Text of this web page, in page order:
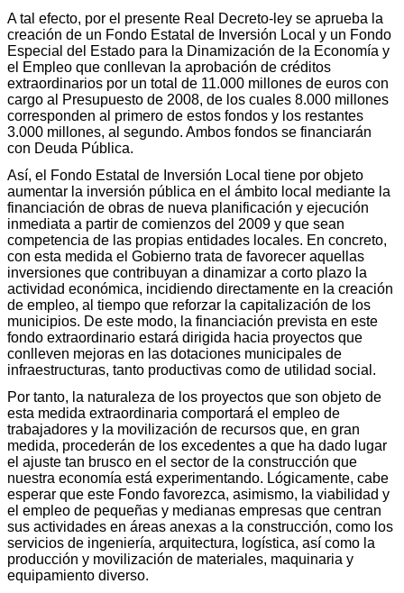
A tal efecto, por el presente Real Decreto-ley se aprueba la
creación de un Fondo Estatal de Inversión Local y un Fondo
Especial del Estado para la Dinamización de la Economía y
el Empleo que conllevan la aprobación de créditos
extraordinarios por un total de 11.000 millones de euros con
cargo al Presupuesto de 2008, de los cuales 8.000 millones
corresponden al primero de estos fondos y los restantes
3.000 millones, al segundo. Ambos fondos se financiarán
con Deuda Pública.
Así, el Fondo Estatal de Inversión Local tiene por objeto
aumentar la inversión pública en el ámbito local mediante la
financiación de obras de nueva planificación y ejecución
inmediata a partir de comienzos del 2009 y que sean
competencia de las propias entidades locales. En concreto,
con esta medida el Gobierno trata de favorecer aquellas
inversiones que contribuyan a dinamizar a corto plazo la
actividad económica, incidiendo directamente en la creación
de empleo, al tiempo que reforzar la capitalización de los
municipios. De este modo, la financiación prevista en este
fondo extraordinario estará dirigida hacia proyectos que
conlleven mejoras en las dotaciones municipales de
infraestructuras, tanto productivas como de utilidad social.
Por tanto, la naturaleza de los proyectos que son objeto de
esta medida extraordinaria comportará el empleo de
trabajadores y la movilización de recursos que, en gran
medida, procederán de los excedentes a que ha dado lugar
el ajuste tan brusco en el sector de la construcción que
nuestra economía está experimentando. Lógicamente, cabe
esperar que este Fondo favorezca, asimismo, la viabilidad y
el empleo de pequeñas y medianas empresas que centran
sus actividades en áreas anexas a la construcción, como los
servicios de ingeniería, arquitectura, logística, así como la
producción y movilización de materiales, maquinaria y
equipamiento diverso.